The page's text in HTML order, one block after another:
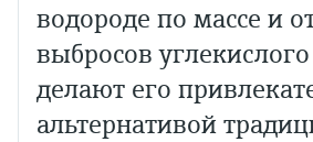
водороде по массе и
выбросов углекислого
делают его
альтернативой